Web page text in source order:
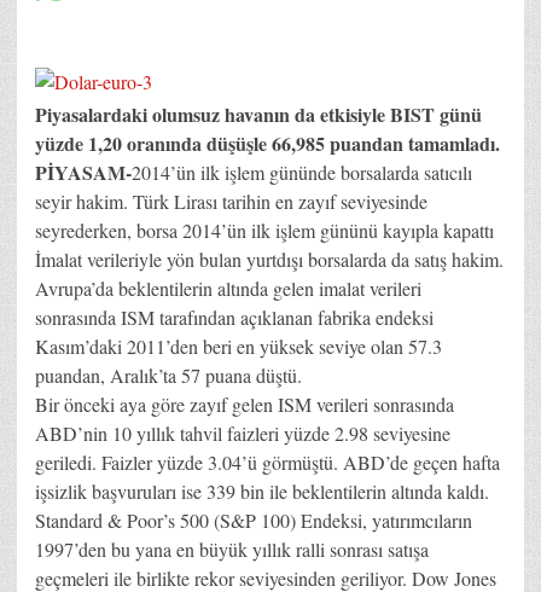
Piyasalardaki olumsuz havanın da etkisiyle BIST günü
yüzde 1,20 oranında düşüşle 66,985 puandan tamamladı.
PİYASAM-2014’ün ilk işlem gününde borsalarda satıcılı
seyir hakim. Türk Lirası tarihin en zayıf seviyesinde
seyrederken, borsa 2014’ün ilk işlem gününü kayıpla kapattı
İmalat verileriyle yön bulan yurtdışı borsalarda da satış hakim.
Avrupa’da beklentilerin altında gelen imalat verileri
sonrasında ISM tarafından açıklanan fabrika endeksi
Kasım’daki 2011’den beri en yüksek seviye olan 57.3
puandan, Aralık’ta 57 puana düştü.
Bir önceki aya göre zayıf gelen ISM verileri sonrasında
ABD’nin 10 yıllık tahvil faizleri yüzde 2.98 seviyesine
geriledi. Faizler yüzde 3.04’ü görmüştü. ABD’de geçen hafta
işsizlik başvuruları ise 339 bin ile beklentilerin altında kaldı.
Standard & Poor’s 500 (S&P 100) Endeksi, yatırımcıların
1997’den bu yana en büyük yıllık ralli sonrası satışa
geçmeleri ile birlikte rekor seviyesinden geriliyor. Dow Jones